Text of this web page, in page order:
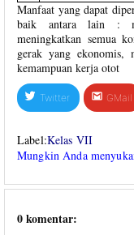
Manfaat yang dapat
baik antara lain :
meningkatkan semua
gerak yang ekonomis,
kemampuan kerja otot
Twitter GMail
Label:Kelas VII
Mungkin Anda
0 komentar: